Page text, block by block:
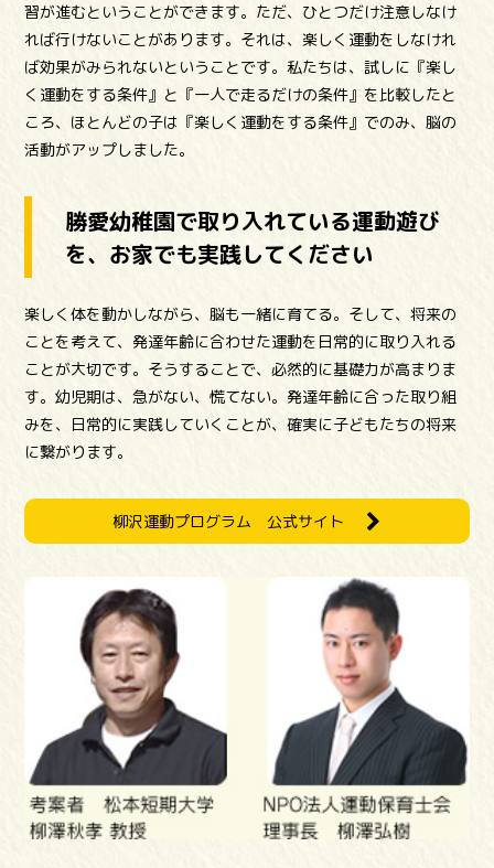
習が進むということができます。ただ、ひとつだけ注意しなけ
れば行けないことがあります。それは、楽しく運動をしなけれ
ば効果がみられないということです。私たちは、試しに『楽し
く運動をする条件』と『一人で走るだけの条件』を比較したと
ころ、ほとんどの子は『楽しく運動をする条件』でのみ、脳の
活動がアップしました。
勝愛幼稚園で取り入れている運動遊び
を、お家でも実践してください
楽しく体を動かしながら、脳も一緒に育てる。そして、将来の
ことを考えて、発達年齢に合わせた運動を日常的に取り入れる
ことが大切です。そうすることで、必然的に基礎力が高まりま
す。幼児期は、急がない、慌てない。発達年齢に合った取り組
みを、日常的に実践していくことが、確実に子どもたちの将来
に繋がります。
柳沢運動プログラム 公式サイト